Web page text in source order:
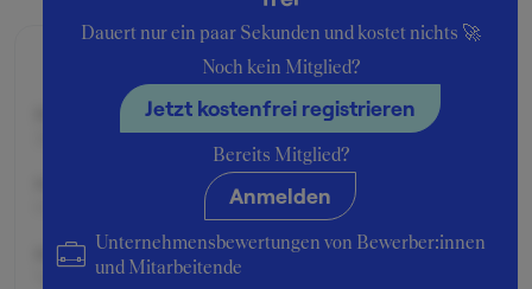
Zusage
Beworben im Jahr:
0-3 Jahre Berufserfahrung
Beworben als:
Vertrieb
Dauert nur ein paar Sekunden und kostet nichts 🚀
Noch kein Mitglied?
Jetzt kostenfrei registrieren
Bereits Mitglied?
Anmelden
Unternehmensbewertungen von Bewerber:innen
und Mitarbeitende